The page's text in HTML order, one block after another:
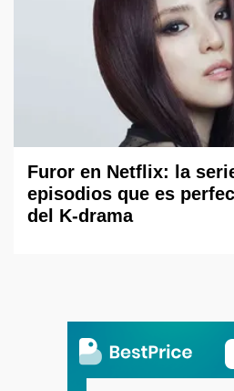
Furor en Netflix: la
episodios que es
del K-drama